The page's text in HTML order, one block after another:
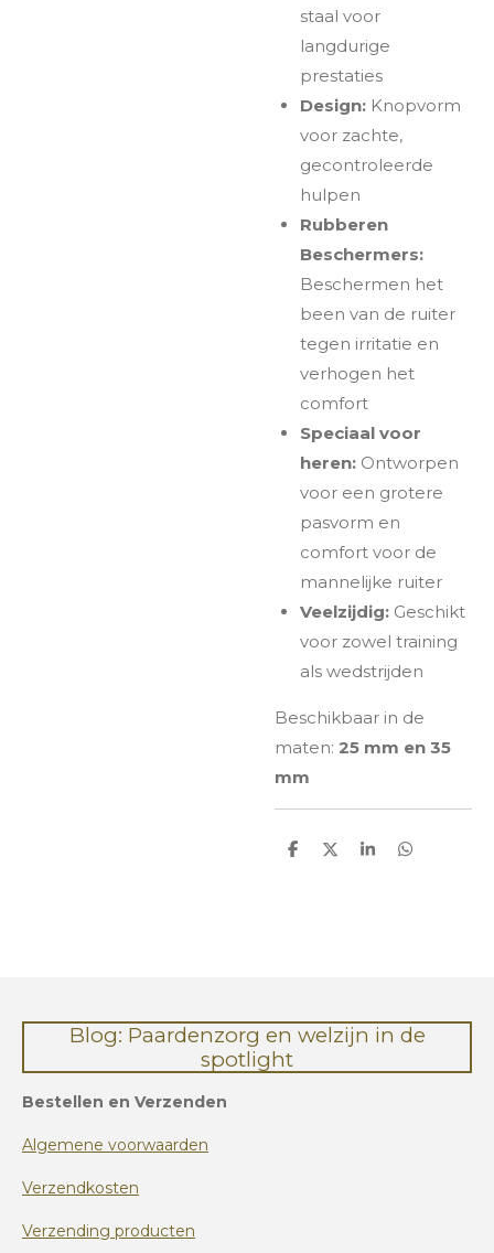
staal voor
langdurige
prestaties
Design:Knopvorm
voor zachte,
gecontroleerde
hulpen
Rubberen
Beschermers:
Beschermen het
been van de ruiter
tegen irritatie en
verhogen het
comfort
Speciaal voor
heren:Ontworpen
voor een grotere
pasvorm en
comfort voor de
mannelijke ruiter
Veelzijdig:Geschikt
voor zowel training
als wedstrijden
Beschikbaar in de
maten: 25 mm en 35
mm
D
D
S
D
Blog: Paardenzorg en welzijn in de
spotlight
Bestellen en Verzenden
Algemene voorwaarden
Verzendkosten
Verzending producten